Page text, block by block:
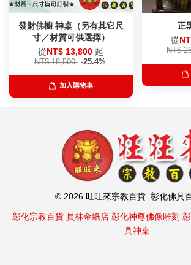
發財佛櫥 神桌（另有其它尺
寸／材質可供選擇）
從NT$ 13,800 起
NT$ 18,500 -25.4%
加入購物車
正
從
NT$
© 2026 旺旺來宗教百貨. 彰化佛具
彰化宗教百貨 員林金紙店 彰化神尊佛像雕刻
具神桌